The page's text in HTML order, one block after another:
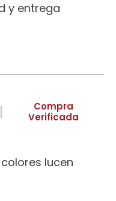
y entrega
Compra
Verificada
lucen